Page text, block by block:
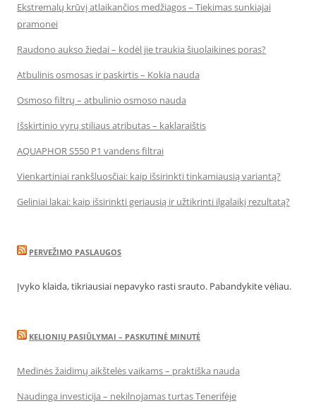
Ekstremalų krūvį atlaikančios medžiagos – Tiekimas sunkiajai
pramonei
Raudono aukso žiedai – kodėl jie traukia šiuolaikines poras?
Atbulinis osmosas ir paskirtis – Kokia nauda
Osmoso filtrų – atbulinio osmoso nauda
Išskirtinio vyrų stiliaus atributas – kaklaraištis
AQUAPHOR S550 P1 vandens filtrai
Vienkartiniai rankšluosčiai: kaip išsirinkti tinkamiausią variantą?
Geliniai lakai: kaip išsirinkti geriausią ir užtikrinti ilgalaikį rezultatą?
PERVEŽIMO PASLAUGOS
Įvyko klaida, tikriausiai nepavyko rasti srauto. Pabandykite vėliau.
KELIONIŲ PASIŪLYMAI – PASKUTINĖ MINUTĖ
Medinės žaidimų aikštelės vaikams – praktiška nauda
Naudinga investicija – nekilnojamas turtas Tenerifėje